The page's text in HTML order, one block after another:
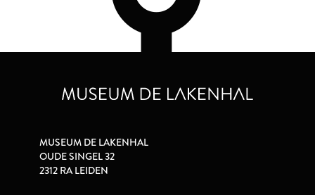
MUSEUM DE LAKENHAL
OUDE SINGEL 32
2312 RA LEIDEN